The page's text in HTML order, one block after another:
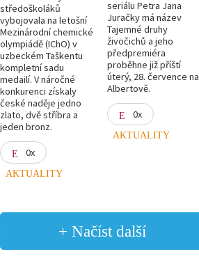
středoškoláků
vybojovala na letošní
Mezinárodní chemické
olympiádě (IChO) v
uzbeckém Taškentu
kompletní sadu
medailí. V náročné
konkurenci získaly
české naděje jedno
zlato, dvě stříbra a
jeden bronz.
0x
AKTUALITY
seriálu Petra Jana
Juračky má název
Tajemné druhy
živočichů a jeho
předpremiéra
proběhne již příští
úterý, 28. července na
Albertově.
0x
AKTUALITY
+ Načíst další